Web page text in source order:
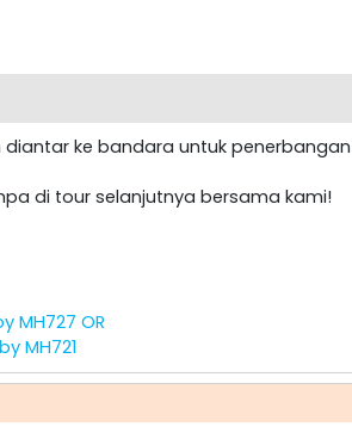
diantar ke bandara untuk
di tour selanjutnya bersama kami!
MH727 OR
MH721